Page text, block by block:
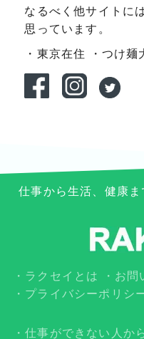
なるべく他サイトに
思っています。
・東京在住 ・つけ麺
仕事から生活、健康
ラクセイとは お問
プライバシーポリシ
仕事ができない人か